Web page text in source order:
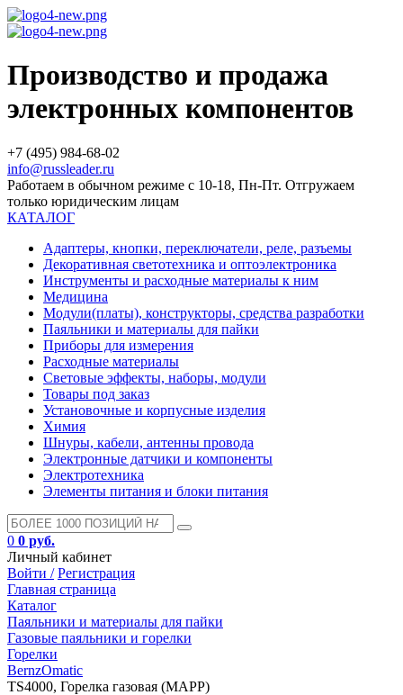
Производство и продажа
электронных компонентов
+7 (495) 984-68-02
info@russleader.ru
Работаем в обычном режиме с 10-18, Пн-Пт. Отгружаем
только юридическим лицам
КАТАЛОГ
Адаптеры, кнопки, переключатели, реле, разъемы
Декоративная светотехника и оптоэлектроника
Инструменты и расходные материалы к ним
Медицина
Модули(платы), конструкторы, средства разработки
Паяльники и материалы для пайки
Приборы для измерения
Расходные материалы
Световые эффекты, наборы, модули
Товары под заказ
Установочные и корпусные изделия
Химия
Шнуры, кабели, антенны провода
Электронные датчики и компоненты
Электротехника
Элементы питания и блоки питания
0 0 руб.
Личный кабинет
Войти / Регистрация
Главная страница
Каталог
Паяльники и материалы для пайки
Газовые паяльники и горелки
Горелки
BernzOmatic
TS4000, Горелка газовая (MAPP)